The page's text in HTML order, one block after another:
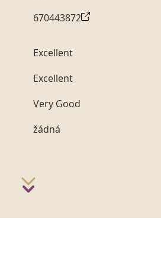
670443872
Excellent
Excellent
Very Good
žádná